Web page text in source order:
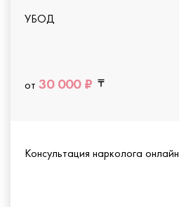
УБОД
от 30 000 ₽
Консультация нарколога онлайн